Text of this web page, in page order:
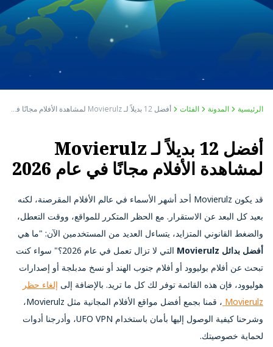
الرئيسية المدونة الفئات أفضل 12 بديلاً لـ Movierulz لمشاهدة الأفلام مجانًا في عام 2026
أفضل 12 بديلاً لـ Movierulz
لمشاهدة الأفلام مجانًا في عام 2026
قد يكون Movierulz أحد أشهر الأسماء في عالم الأفلام المقرصنة، لكنه
بعيد كل البعد عن الاستقرار. مع الحظر المتكرر للمواقع، ووقت التعطل،
والضغط القانوني المتزايد، يتساءل العديد من المستخدمين الآن: "ما هي
أفضل بدائل Movierulz
التي لا تزال تعمل في عام 2026؟" سواء كنت
تبحث عن أفلام بوليوود أو أفلام جنوب الهند أو نسخ مدبلجة أو إصدارات
هوليوود، فإن هذه القائمة توفر لك كل ما تريد. بالإضافة إلى إلغاء حظر
Movierulz
، قمنا بجمع أفضل مواقع الأفلام المجانية مثل Movierulz،
وشرحنا كيفية الوصول إليها بأمان باستخدام UFO VPN، وأدرجنا أدوات
لحماية خصوصيتك.